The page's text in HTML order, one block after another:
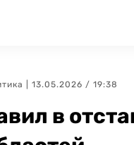
| 13.05.2026 / 19:38
в